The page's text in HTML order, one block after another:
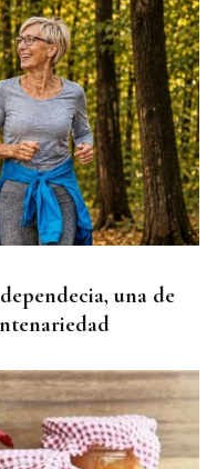
una de